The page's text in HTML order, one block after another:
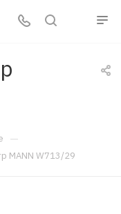
—
MANN W713/29